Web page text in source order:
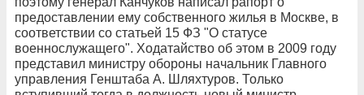
предоставлении ему собственного жилья в Москве, в
соответствии со статьей 15 ФЗ "О статусе
военнослужащего". Ходатайство об этом в 2009 году
представил министру обороны начальник Главного
управления Генштаба А. Шляхтуров. Только